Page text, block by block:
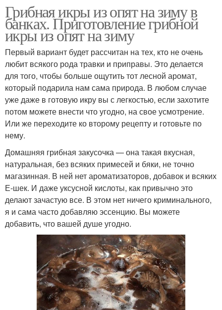
Грибная икры из опят на зиму в
банках. Приготовление грибной
икры из опят на зиму
Первый вариант будет рассчитан на тех, кто не очень
любит всякого рода травки и приправы. Это делается
для того, чтобы больше ощутить тот лесной аромат,
который подарила нам сама природа. В любом случае
уже даже в готовую икру вы с легкостью, если захотите
потом можете внести что угодно, на свое усмотрение.
Или же переходите ко второму рецепту и готовьте по
нему.
Домашняя грибная закусочка — она такая вкусная,
натуральная, без всяких примесей и бяки, не точно
магазинная. В ней нет ароматизаторов, добавок и всяких
Е-шек. И даже уксусной кислоты, как привычно это
делают зачастую все. В этом нет ничего криминального,
я и сама часто добавляю эссенцию. Вы можете
добавить, что вашей душе угодно.